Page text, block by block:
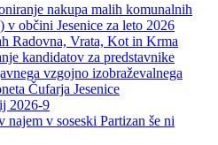
nakupa malih komunalnih
občini Jesenice za leto 2026
Radovna, Vrata, Kot in Krma
kandidatov za predstavnike
vzgojno izobraževalnega
Čufarja Jesenice
2026-9
najem v soseski Partizan še ni